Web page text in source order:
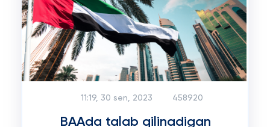
11:19, 30 sen, 2023 458920
BAAda talab qilinadigan